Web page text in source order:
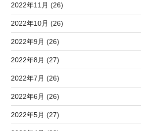
2022年11月 (26)
2022年10月 (26)
2022年9月 (26)
2022年8月 (27)
2022年7月 (26)
2022年6月 (26)
2022年5月 (27)